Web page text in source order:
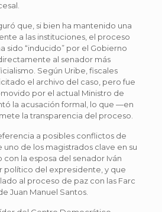
que, si bien ha mantenido una
a las instituciones, el proceso
sido “inducido” por el Gobierno
al senador más
Según Uribe, fiscales
el archivo del caso, pero fue
por el actual Ministro de
la acusación formal, lo que —en
la transparencia del proceso.
a posibles conflictos de
uno de los magistrados clave en su
con la esposa del senador Iván
político del expresidente, y que
al proceso de paz con las Farc
Juan Manuel Santos.